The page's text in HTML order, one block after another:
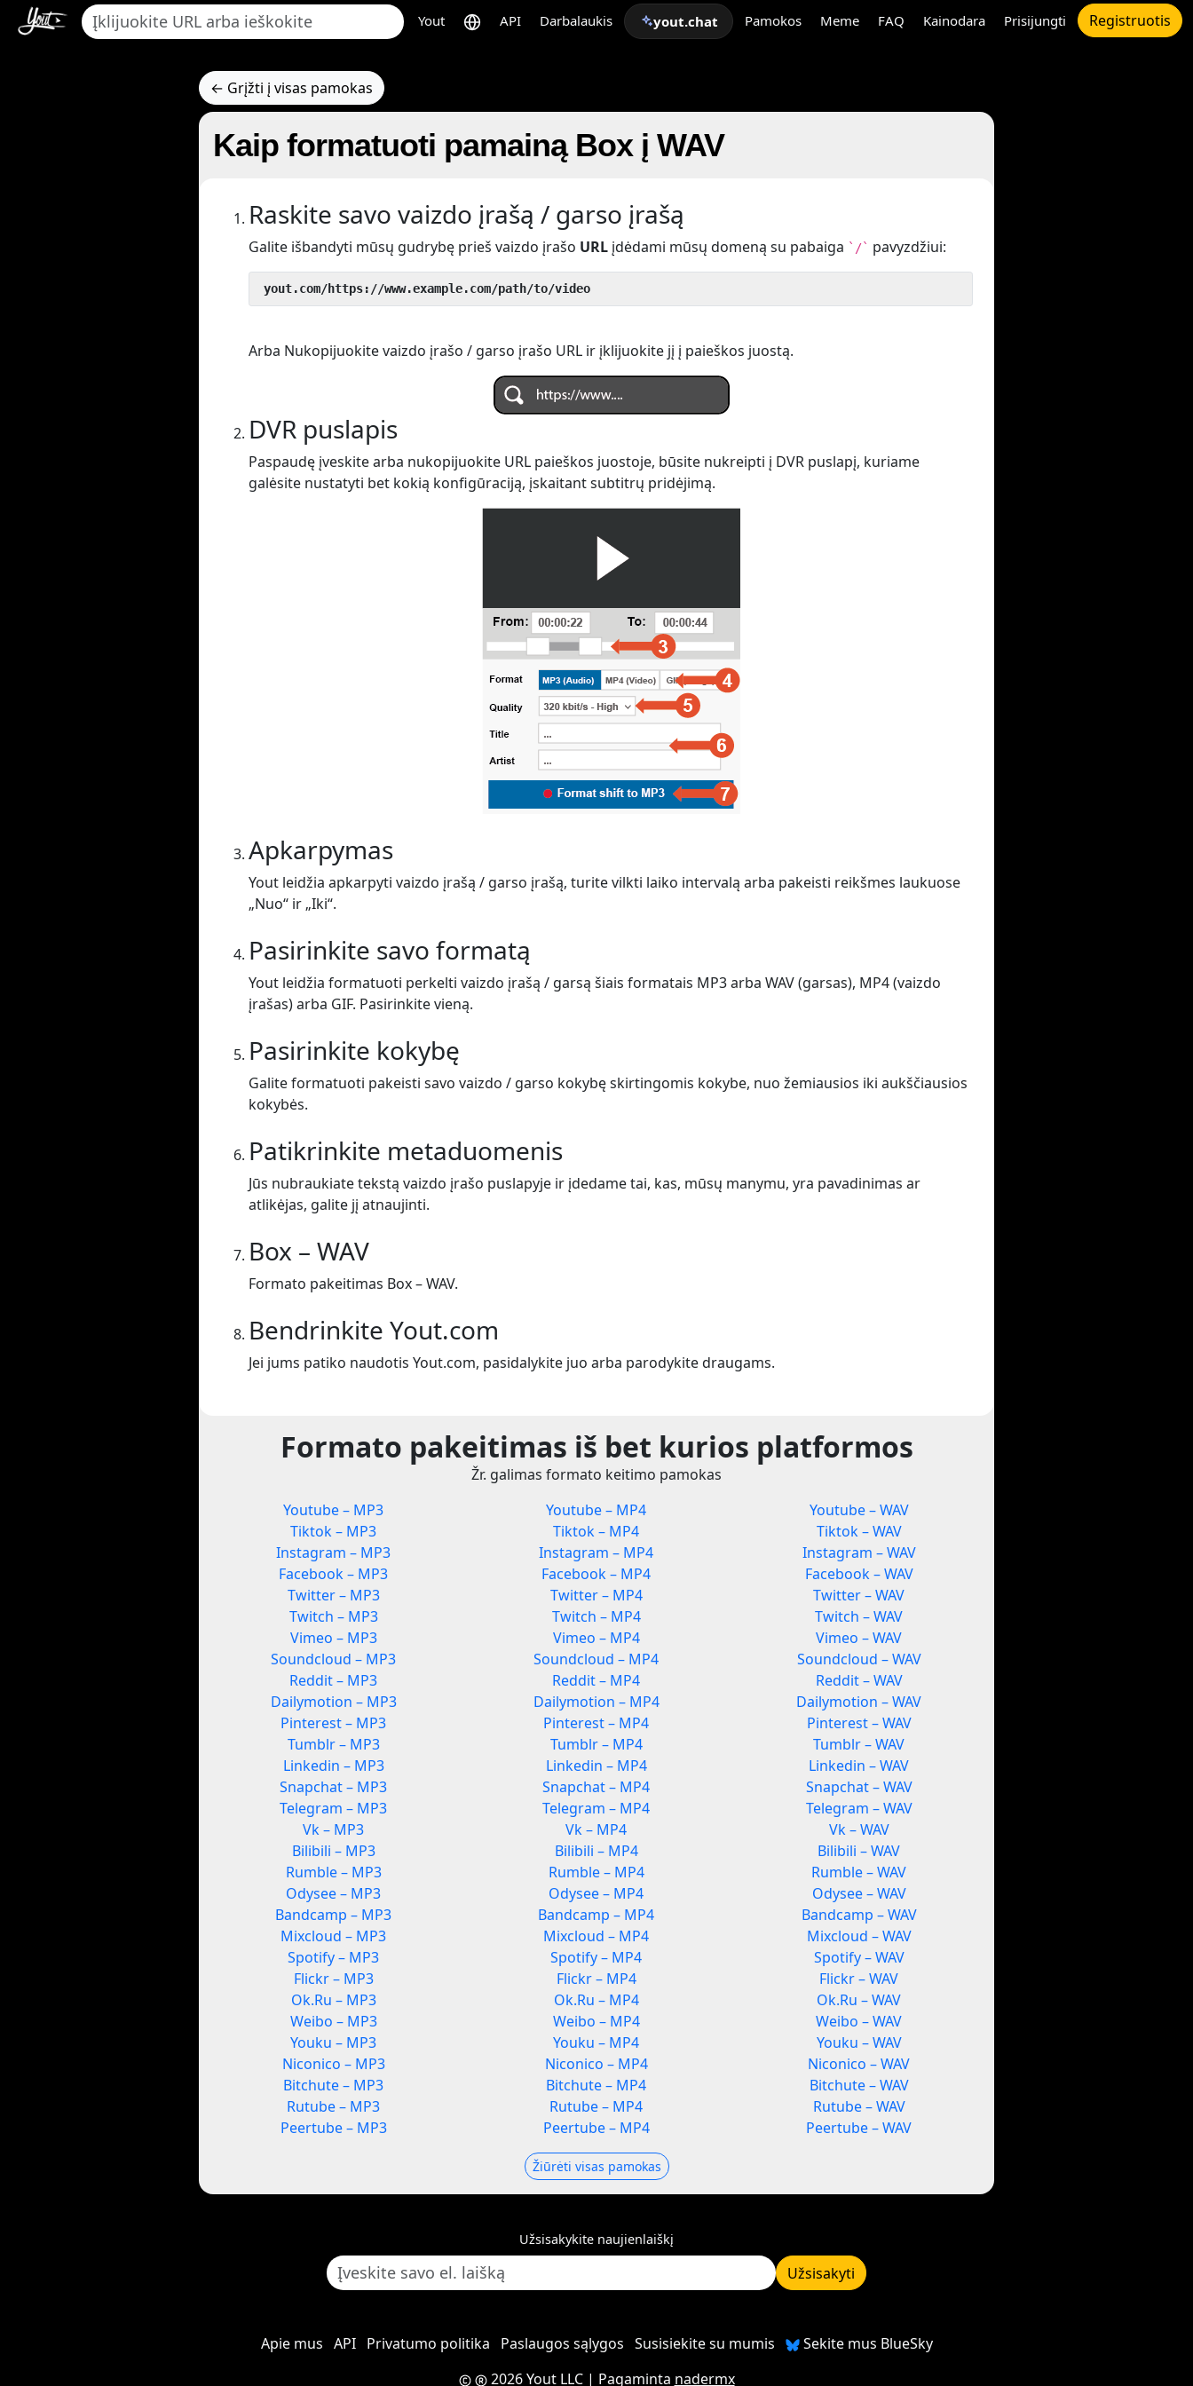
Yout API Darbalaukis yout.chat Pamokos Meme FAQ Kainodara Prisijungti Registruotis
← Grįžti į visas pamokas
Kaip formatuoti pamainą Box į WAV
Raskite savo vaizdo įrašą / garso įrašą
Galite išbandyti mūsų gudrybę prieš vaizdo įrašo URL įdėdami mūsų domeną su pabaiga `/` pavyzdžiui:
yout.com/https://www.example.com/path/to/video
Arba Nukopijuokite vaizdo įrašo / garso įrašo URL ir įklijuokite jį į paieškos juostą.
DVR puslapis
Paspaudę įveskite arba nukopijuokite URL paieškos juostoje, būsite nukreipti į DVR puslapį, kuriame
galėsite nustatyti bet kokią konfigūraciją, įskaitant subtitrų pridėjimą.
Apkarpymas
Yout leidžia apkarpyti vaizdo įrašą / garso įrašą, turite vilkti laiko intervalą arba pakeisti reikšmes laukuose
„Nuo“ ir „Iki“.
Pasirinkite savo formatą
Yout leidžia formatuoti perkelti vaizdo įrašą / garsą šiais formatais MP3 arba WAV (garsas), MP4 (vaizdo
įrašas) arba GIF. Pasirinkite vieną.
Pasirinkite kokybę
Galite formatuoti pakeisti savo vaizdo / garso kokybę skirtingomis kokybe, nuo žemiausios iki aukščiausios
kokybės.
Patikrinkite metaduomenis
Jūs nubraukiate tekstą vaizdo įrašo puslapyje ir įdedame tai, kas, mūsų manymu, yra pavadinimas ar
atlikėjas, galite jį atnaujinti.
Box – WAV
Formato pakeitimas Box – WAV.
Bendrinkite Yout.com
Jei jums patiko naudotis Yout.com, pasidalykite juo arba parodykite draugams.
Formato pakeitimas iš bet kurios platformos
Žr. galimas formato keitimo pamokas
Youtube – MP3
Tiktok – MP3
Instagram – MP3
Facebook – MP3
Twitter – MP3
Twitch – MP3
Vimeo – MP3
Soundcloud – MP3
Reddit – MP3
Dailymotion – MP3
Pinterest – MP3
Tumblr – MP3
Linkedin – MP3
Snapchat – MP3
Telegram – MP3
Vk – MP3
Bilibili – MP3
Rumble – MP3
Odysee – MP3
Bandcamp – MP3
Mixcloud – MP3
Spotify – MP3
Flickr – MP3
Ok.Ru – MP3
Weibo – MP3
Youku – MP3
Niconico – MP3
Bitchute – MP3
Rutube – MP3
Peertube – MP3
Youtube – MP4
Tiktok – MP4
Instagram – MP4
Facebook – MP4
Twitter – MP4
Twitch – MP4
Vimeo – MP4
Soundcloud – MP4
Reddit – MP4
Dailymotion – MP4
Pinterest – MP4
Tumblr – MP4
Linkedin – MP4
Snapchat – MP4
Telegram – MP4
Vk – MP4
Bilibili – MP4
Rumble – MP4
Odysee – MP4
Bandcamp – MP4
Mixcloud – MP4
Spotify – MP4
Flickr – MP4
Ok.Ru – MP4
Weibo – MP4
Youku – MP4
Niconico – MP4
Bitchute – MP4
Rutube – MP4
Peertube – MP4
Youtube – WAV
Tiktok – WAV
Instagram – WAV
Facebook – WAV
Twitter – WAV
Twitch – WAV
Vimeo – WAV
Soundcloud – WAV
Reddit – WAV
Dailymotion – WAV
Pinterest – WAV
Tumblr – WAV
Linkedin – WAV
Snapchat – WAV
Telegram – WAV
Vk – WAV
Bilibili – WAV
Rumble – WAV
Odysee – WAV
Bandcamp – WAV
Mixcloud – WAV
Spotify – WAV
Flickr – WAV
Ok.Ru – WAV
Weibo – WAV
Youku – WAV
Niconico – WAV
Bitchute – WAV
Rutube – WAV
Peertube – WAV
Žiūrėti visas pamokas
Užsisakykite naujienlaiškį
Užsisakyti
Apie mus API Privatumo politika Paslaugos sąlygos Susisiekite su mumis
Sekite mus BlueSky
2026 Yout LLC| Pagaminta nadermx